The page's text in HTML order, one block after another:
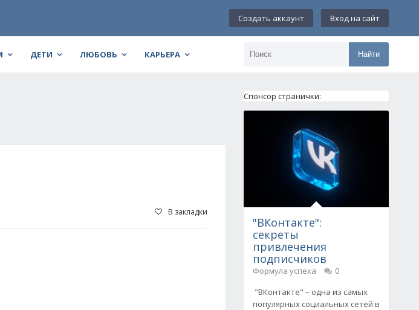
Создать аккаунт Вход на сайт
ДЕТИ ЛЮБОВЬ КАРЬЕРА Найти
В закладки
Спонсор странички:
"ВКонтакте":
секреты
привлечения
подписчиков
Формула успеха
0
"ВКонтакте" – одна из самых
популярных социальных сетей в